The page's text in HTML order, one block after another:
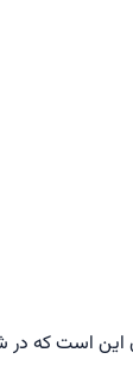
این است که